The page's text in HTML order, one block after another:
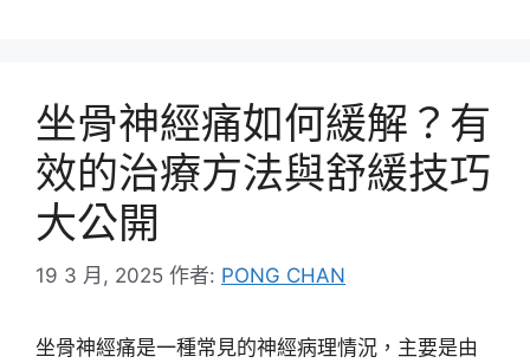
坐骨神經痛如何緩解？有
效的治療方法與舒緩技巧
大公開
19 3 月, 2025 作者: PONG CHAN
坐骨神經痛是一種常見的神經病理情況，主要是由